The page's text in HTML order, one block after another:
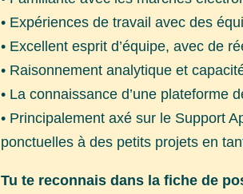
• Expériences de travail avec des
• Excellent esprit d’équipe, avec de
• Raisonnement analytique et
• La connaissance d’une plateforme
• Principalement axé sur le Support
ponctuelles à des petits projets en
Tu te reconnais dans la fiche de